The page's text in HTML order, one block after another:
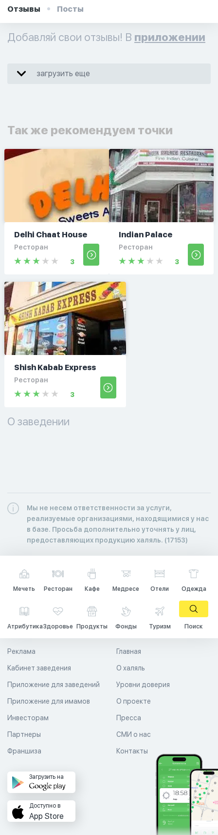
Отзывы Посты
Добавляй свои отзывы! В приложении
загрузить еще
Так же рекомендуем точки
Delhi Chaat House
Ресторан
3
Indian Palace
Ресторан
3
Shish Kabab Express
Ресторан
3
О заведении
Мы не несем ответственности за услуги,
реализуемые организациями, находящимися у нас
в базе. Просьба дополнительно уточнять у лиц,
предоставляющих продукцию халяль. (17153)
Мечеть Ресторан Кафе Медресе Отели Одежда
АтрибутикаЗдоровье Продукты Фонды Туризм Поиск
Главная
О халяль
Уровни доверия
Реклама
Кабинет заведения
Приложение для заведений
Приложение для имамов О проекте
Пресса
СМИ о нас
Контакты
Инвесторам
Партнеры
Франшиза
Загрузить на
Доступно в
App Store